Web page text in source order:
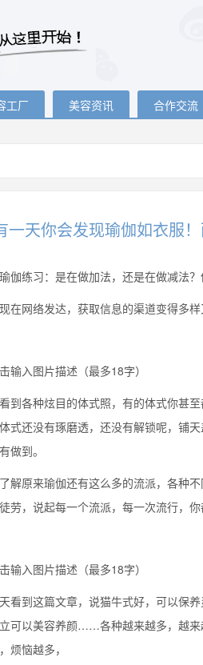
工厂 美容资讯 合作交流
一天你会发现瑜伽如衣服！
伽练习：是在做加法，还是在做减法
在网络发达，获取信息的渠道变得多
输入图片描述（最多18字）
到各种炫目的体式照，有的体式你甚
式还没有琢磨透，还没有解锁呢，铺
做到。
解原来瑜伽还有这么多的流派，各种
劳，说起每一个流派，每一次流行，
输入图片描述（最多18字）
看到这篇文章，说猫牛式好，可以保
可以美容养颜……各种越来越多，越来
烦恼越多，
也变薄了